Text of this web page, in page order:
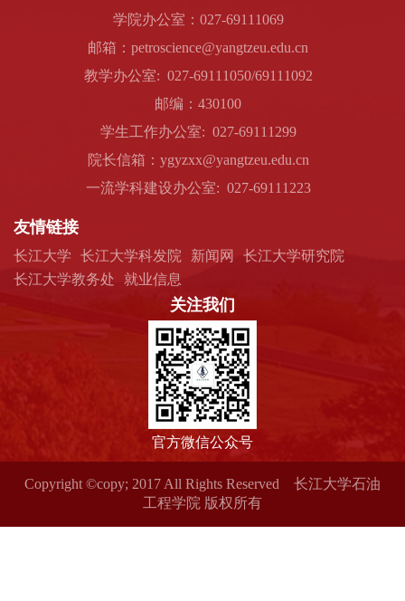
学院办公室：027-69111069
邮箱：petroscience@yangtzeu.edu.cn
教学办公室: 027-69111050/69111092
邮编：430100
学生工作办公室: 027-69111299
院长信箱：ygyzxx@yangtzeu.edu.cn
一流学科建设办公室: 027-69111223
友情链接
长江大学 长江大学科发院 新闻网
长江大学研究院
长江大学教务处
就业信息
关注我们
官方微信公众号
Copyright ©copy; 2017 All Rights Reserved 长江大学石油
工程学院 版权所有